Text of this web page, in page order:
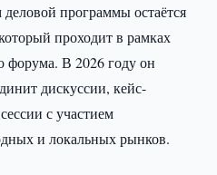
программы остаётся
проходит в рамках
форума. В 2026 году он
дискуссии, кейс-
с участием
и локальных рынков.